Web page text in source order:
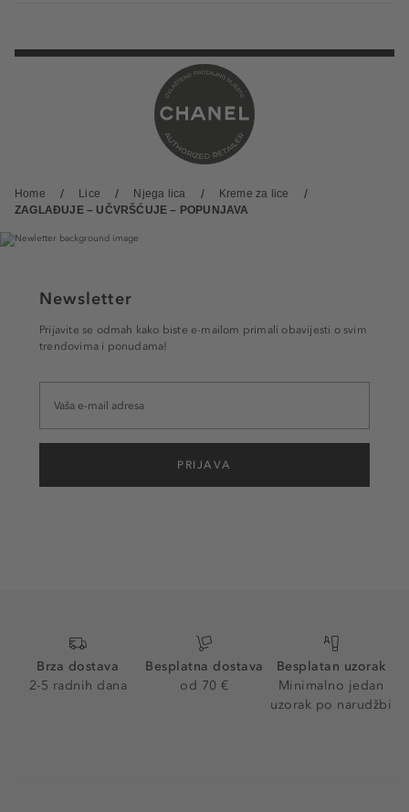
Home Lice Njega lica
Kreme za lice
ZAGLAĐUJE – UČVRŠĆUJE – POPUNJAVA
Newsletter
Prijavite se odmah kako biste e-mailom primali obavijesti o svim
trendovima i ponudama!
PRIJAVA
Brza dostava
2-5 radnih dana
Besplatna dostava
od 70 €
Besplatan uzorak
Minimalno jedan
uzorak po narudžbi